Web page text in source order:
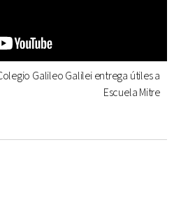
Galileo Galilei entrega útiles a
Escuela Mitre